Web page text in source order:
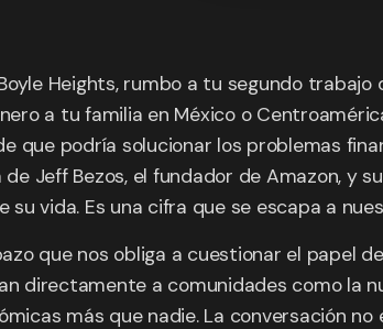
Heights, rumbo a tu segundo
a tu familia en México o
que podría solucionar los problemas
Jeff Bezos, el fundador de Amazon, y
vida. Es una cifra que se escapa a
que nos obliga a cuestionar el papel
directamente a comunidades como la
más que nadie. La conversación no